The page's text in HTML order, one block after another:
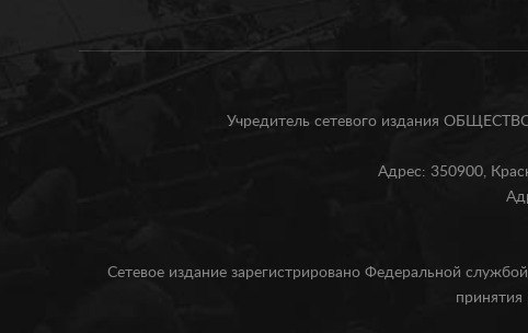
Учредитель сетевого издания
Адрес: 350900,
Сетевое издание зарегистрировано Федеральной